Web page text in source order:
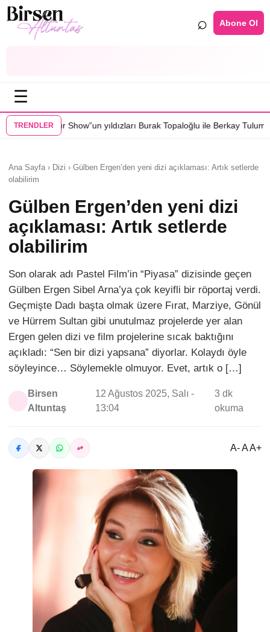
⌕ Abone Ol
☰
TRENDLER
yıldızları Burak Topaloğlu ile Berkay Tulumbacı “Ecünni”
Ana Sayfa › Dizi › Gülben Ergen’den yeni dizi açıklaması: Artık setlerde
olabilirim
Gülben Ergen’den yeni dizi
açıklaması: Artık setlerde
olabilirim
Son olarak adı Pastel Film’in “Piyasa” dizisinde geçen
Gülben Ergen Sibel Arna’ya çok keyifli bir röportaj verdi.
Geçmişte Dadı başta olmak üzere Fırat, Marziye, Gönül
ve Hürrem Sultan gibi unutulmaz projelerde yer alan
Ergen gelen dizi ve film projelerine sıcak baktığını
açıkladı: “Sen bir dizi yapsana” diyorlar. Kolaydı öyle
söyleyince… Söylemekle olmuyor. Evet, artık o […]
Birsen
Altuntaş
12 Ağustos 2025, Salı -
13:04
3 dk
okuma
A- A A+